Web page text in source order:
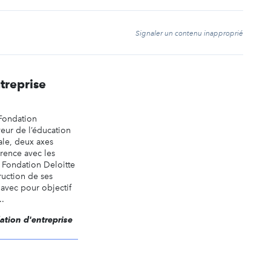
Signaler un contenu inapproprié
de l’éducation
deux axes
avec les
Deloitte
de ses
avec pour objectif
d'entreprise